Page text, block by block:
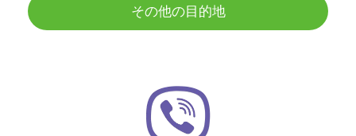
その他の目的地